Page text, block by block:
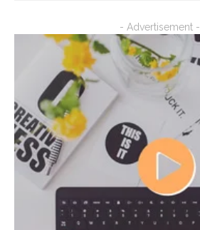
- Advertisement -